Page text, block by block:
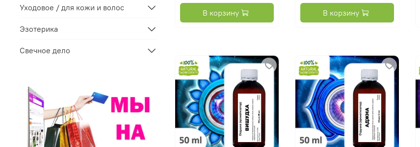
В корзину В корзину
Уходовое / для кожи и волос
Эзотерика
Свечное дело